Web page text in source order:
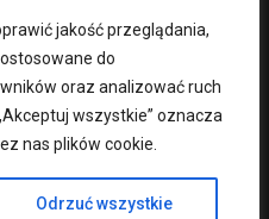
jakość przeglądania,
do
oraz analizować ruch
wszystkie” oznacza
nas plików cookie.
Odrzuć wszystkie